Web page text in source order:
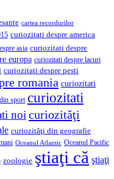
cartea recordurilor
curiozitati despre america
asia curiozitati despre
europa curiozitati despre lacuri
curiozitati despre pesti
romania curiozitati
sport curiozitati
noi curiozităţi
curiozităţi din geografie
Oceanul Atlantic Oceanul Pacific
zoologie ştiaţi că ştiaţi